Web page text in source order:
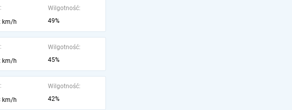
km/h
Wilgotność:
49%
km/h
Wilgotność:
45%
km/h
Wilgotność:
42%